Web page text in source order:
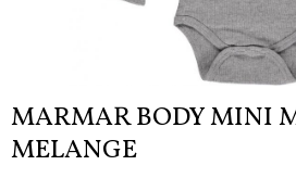
MARMAR BODY MINI
MELANGE